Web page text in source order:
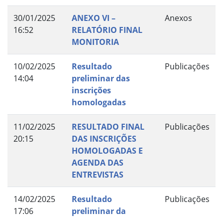
30/01/2025
16:52
ANEXO VI –
RELATÓRIO FINAL
MONITORIA
Anexos
10/02/2025
14:04
Resultado
preliminar das
inscrições
homologadas
Publicações
11/02/2025
20:15
RESULTADO FINAL
DAS INSCRIÇÕES
HOMOLOGADAS E
AGENDA DAS
ENTREVISTAS
Publicações
14/02/2025
17:06
Resultado
preliminar da
Publicações